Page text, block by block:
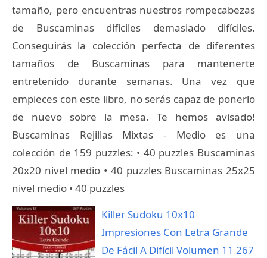
tamaño, pero encuentras nuestros rompecabezas
de Buscaminas difíciles demasiado difíciles.
Conseguirás la colección perfecta de diferentes
tamaños de Buscaminas para mantenerte
entretenido durante semanas. Una vez que
empieces con este libro, no serás capaz de ponerlo
de nuevo sobre la mesa. Te hemos avisado!
Buscaminas Rejillas Mixtas - Medio es una
colección de 159 puzzles: • 40 puzzles Buscaminas
20x20 nivel medio • 40 puzzles Buscaminas 25x25
nivel medio • 40 puzzles
Killer Sudoku 10x10
Impresiones Con Letra Grande
De Fácil A Difícil Volumen 11 267